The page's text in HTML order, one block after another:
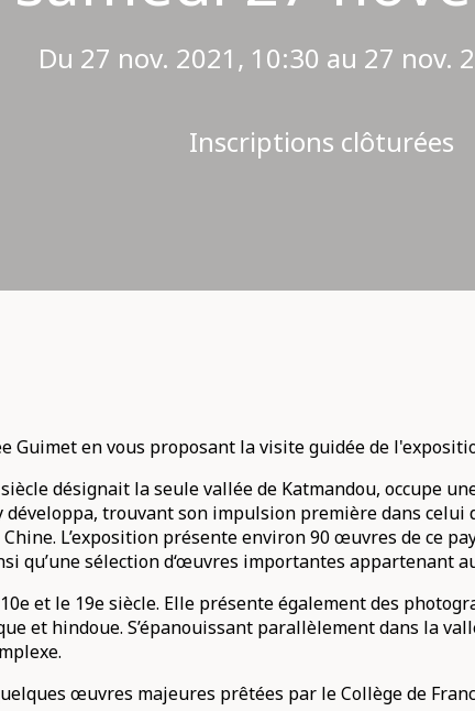
Du 27 nov. 2021, 10:30 au 27 nov.
Inscriptions clôturées
Guimet en vous proposant la visite guidée de
désignait la seule vallée de Katmandou, occupe
développa, trouvant son impulsion première dans
L’exposition présente environ 90 œuvres de ce
qu’une sélection d‘œuvres importantes
et le 19e siècle. Elle présente également des
et hindoue. S’épanouissant parallèlement dans la
œuvres majeures prêtées par le Collège de